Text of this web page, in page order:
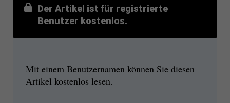
Der Artikel ist für registrierte
Benutzer kostenlos.
Mit einem Benutzernamen können Sie diesen
Artikel kostenlos lesen.